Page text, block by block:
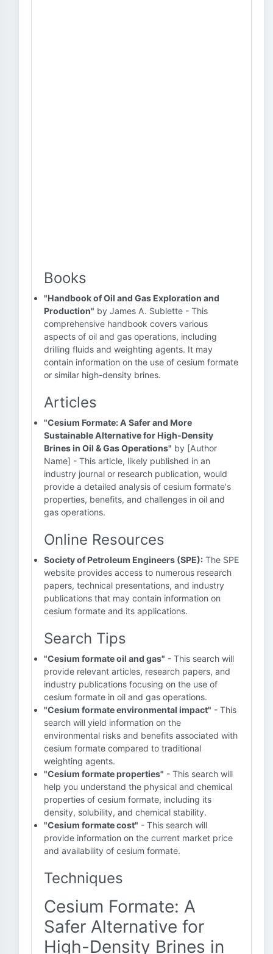
Books
"Handbook of Oil and Gas Exploration and
Production" by James A. Sublette - This
comprehensive handbook covers various
aspects of oil and gas operations, including
drilling fluids and weighting agents. It may
contain information on the use of cesium formate
or similar high-density brines.
Articles
"Cesium Formate: A Safer and More
Sustainable Alternative for High-Density
Brines in Oil & Gas Operations" by [Author
Name] - This article, likely published in an
industry journal or research publication, would
provide a detailed analysis of cesium formate's
properties, benefits, and challenges in oil and
gas operations.
Online Resources
Society of Petroleum Engineers (SPE): The SPE
website provides access to numerous research
papers, technical presentations, and industry
publications that may contain information on
cesium formate and its applications.
Search Tips
"Cesium formate oil and gas" - This search will
provide relevant articles, research papers, and
industry publications focusing on the use of
cesium formate in oil and gas operations.
"Cesium formate environmental impact" - This
search will yield information on the
environmental risks and benefits associated with
cesium formate compared to traditional
weighting agents.
"Cesium formate properties" - This search will
help you understand the physical and chemical
properties of cesium formate, including its
density, solubility, and chemical stability.
"Cesium formate cost" - This search will
provide information on the current market price
and availability of cesium formate.
Techniques
Cesium Formate: A
Safer Alternative for
High-Density Brines in